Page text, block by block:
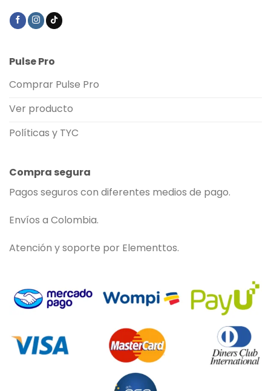
Pulse Pro
Comprar Pulse Pro
Ver producto
Políticas y TYC
Compra segura
Pagos seguros con diferentes medios de pago.
Envíos a Colombia.
Atención y soporte por Elementtos.